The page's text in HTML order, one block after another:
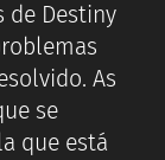
de Destiny
As
se
que está